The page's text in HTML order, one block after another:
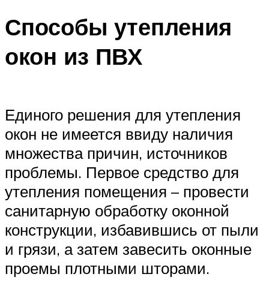
Способы утепления
окон из ПВХ
Единого решения для утепления
окон не имеется ввиду наличия
множества причин, источников
проблемы. Первое средство для
утепления помещения – провести
санитарную обработку оконной
конструкции, избавившись от пыли
и грязи, а затем завесить оконные
проемы плотными шторами.